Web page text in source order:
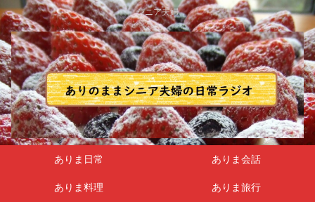
シニア夫婦
ありま日常 ありま会話
ありま料理 ありま旅行